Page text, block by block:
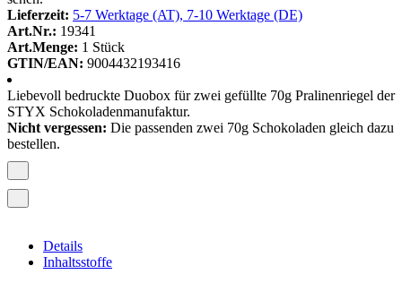
Lieferzeit: 5-7 Werktage (AT), 7-10 Werktage (DE)
Art.Nr.: 19341
Art.Menge: 1 Stück
GTIN/EAN: 9004432193416
Liebevoll bedruckte Duobox für zwei gefüllte 70g Pralinenriegel der
STYX Schokoladenmanufaktur.
Nicht vergessen: Die passenden zwei 70g Schokoladen gleich dazu
bestellen.
Details
Inhaltsstoffe